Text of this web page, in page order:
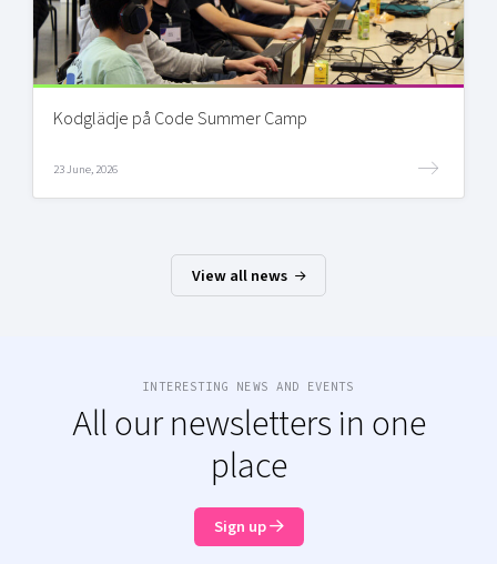
Kodglädje på Code Summer Camp
23 June, 2026
View all news
INTERESTING NEWS AND EVENTS
All our newsletters in one
place
Sign up